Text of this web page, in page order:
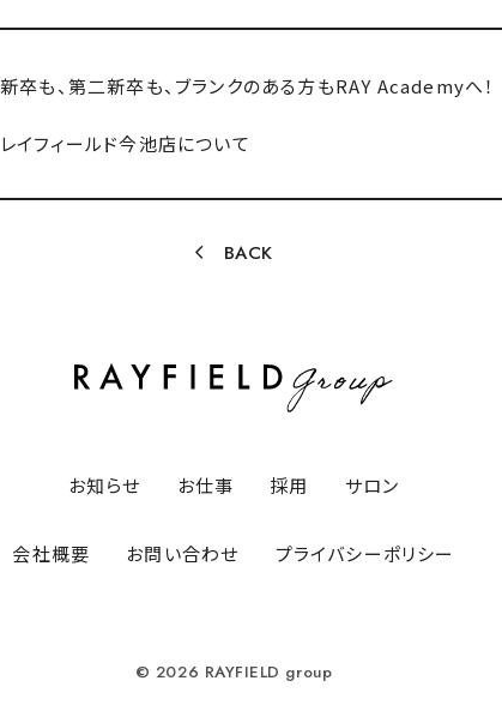
新卒も、第二新卒も、ブランクのある方もRAY Academyへ！
レイフィールド今池店について
BACK
お知らせ お仕事 採用 サロン
会社概要 お問い合わせ プライバシーポリシー
© 2026 RAYFIELD group